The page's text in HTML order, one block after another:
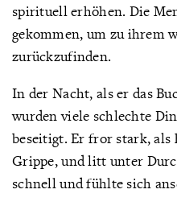
spirituell erhöhen. Die
gekommen, um zu ihrem
zurückzufinden.
In der Nacht, als er das
wurden viele schlechte
beseitigt. Er fror stark, als
Grippe, und litt unter
schnell und fühlte sich